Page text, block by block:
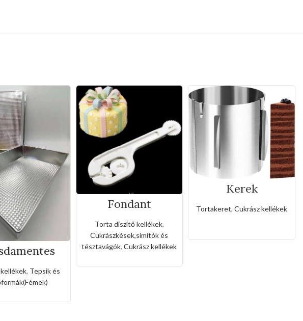
, Tepsik és
Fondant
eszköz(3féle
fogaskerékkel)
Torta díszítő kellékek,
Cukrászkések,simítók és
tésztavágók,Cukrász kellékek
Kerek
állítható
sütőkeret-20cm
Tortakeret,Cukrász kellékek